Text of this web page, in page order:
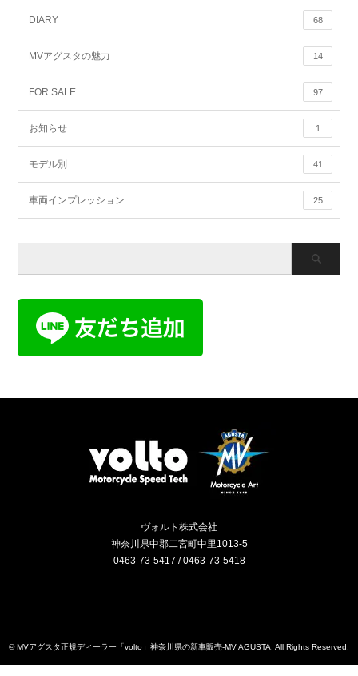
DIARY 68
MVアグスタの魅力 14
FOR SALE 97
お知らせ 1
モデル別 41
車両インプレッション 25
ヴォルト株式会社
神奈川県中郡二宮町中里1013-5
0463-73-5417 / 0463-73-5418
© MVアグスタ正規ディーラー「volto」神奈川県の新車販売-MV AGUSTA. All Rights Reserved.